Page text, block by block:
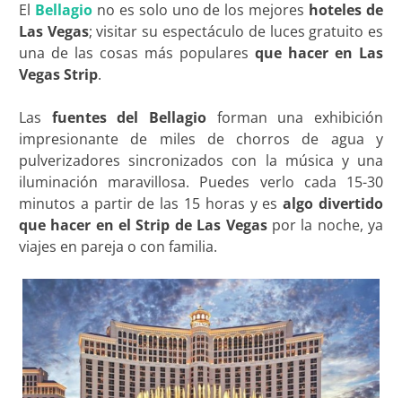
El Bellagio no es solo uno de los mejores hoteles de
Las Vegas; visitar su espectáculo de luces gratuito es
una de las cosas más populares que hacer en Las
Vegas Strip.
Las fuentes del Bellagio forman una exhibición
impresionante de miles de chorros de agua y
pulverizadores sincronizados con la música y una
iluminación maravillosa. Puedes verlo cada 15-30
minutos a partir de las 15 horas y esalgo divertido
que hacer en el Strip de Las Vegaspor la noche, ya
viajes en pareja o con familia.